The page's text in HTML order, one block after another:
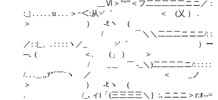
__Ⅵ＞''“”＜フ二二二二二ニニ／ :
:_| . . . . . u . . . ＞ｰ＜:从>'゛ ＜ (乂 ） .
＞ ） ‐ﾋヽ (
/ ⌒＼＼二二二ニニニ/: :
／: :|_、. : : : :ヽ／_ >'゛ ）ー
─､ ( ＜. (」 ） ＞
/ _＿ ￣ ‐_＼)二二二二ニ/: : : : :
/. . .＿,,ｧ''´￣¨ヽ ／ ＜ _ノ
＞ ） ‐ﾋヽ (
. /_､ィi「(三三三三＼｝:､ニニニ＞r:ｫ‐-=